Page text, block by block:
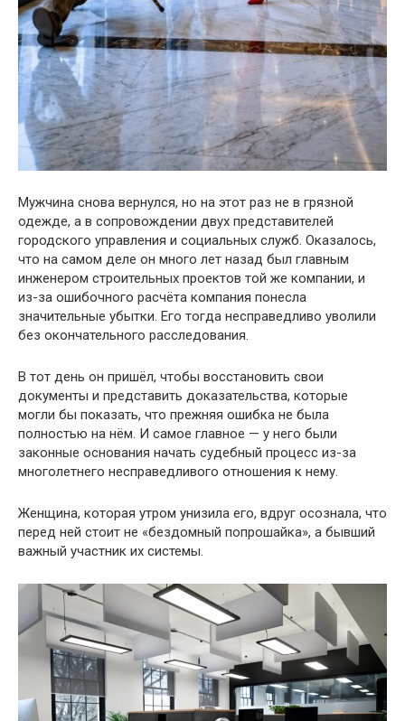
Мужчина снова вернулся, но на этот раз не в грязной
одежде, а в сопровождении двух представителей
городского управления и социальных служб. Оказалось,
что на самом деле он много лет назад был главным
инженером строительных проектов той же компании, и
из-за ошибочного расчёта компания понесла
значительные убытки. Его тогда несправедливо уволили
без окончательного расследования.
В тот день он пришёл, чтобы восстановить свои
документы и представить доказательства, которые
могли бы показать, что прежняя ошибка не была
полностью на нём. И самое главное — у него были
законные основания начать судебный процесс из-за
многолетнего несправедливого отношения к нему.
Женщина, которая утром унизила его, вдруг осознала, что
перед ней стоит не «бездомный попрошайка», а бывший
важный участник их системы.